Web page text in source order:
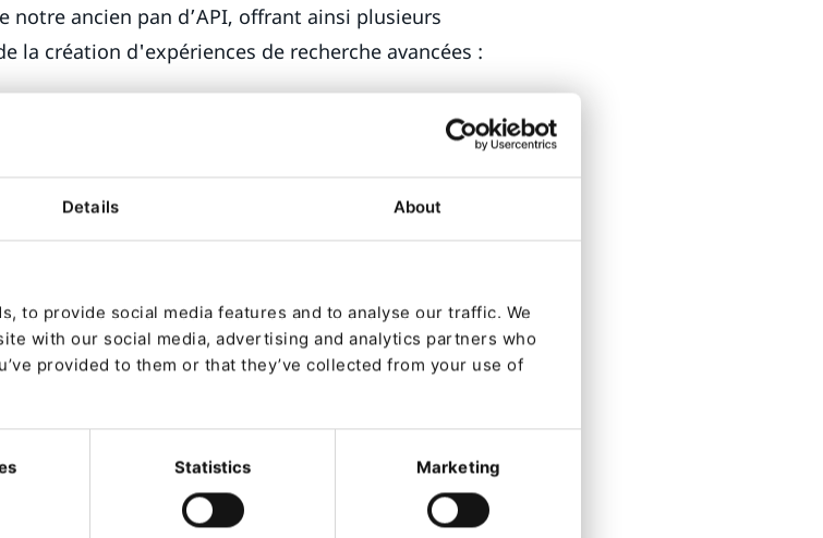
Details About
to provide social media features and to analyse our traffic. We
with our social media, advertising and analytics partners who
provided to them or that they’ve collected from your use of
Statistics Marketing
notre ancien pan d’API, offrant ainsi plusieurs
la création d'expériences de recherche avancées :
nouvelles requêtes de recherche et les résultats
de recherche plus pertinentes et plus
fonction de votre parcours client spécifique
office à être beaucoup plus compatible à mesure
la plateforme